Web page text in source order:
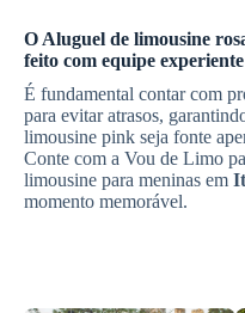
O Aluguel de limousine
feito com equipe experiente
É fundamental contar com
para evitar atrasos,
limousine pink seja fonte
Conte com a Vou de Limo
limousine para meninas em
momento memorável.